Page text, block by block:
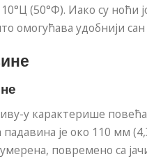
(50°Ф). Иако су ноћи
омогућава удобнији
у карактерише
падавина је око 110 мм
повремено са